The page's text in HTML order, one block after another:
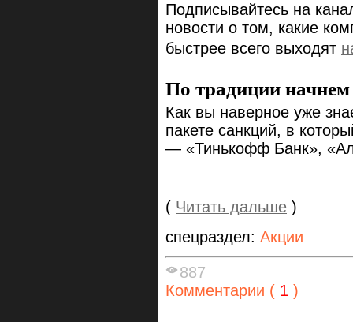
Подписывайтесь на
новости о том, какие
быстрее всего выходят
По традиции
Как вы наверное уже
пакете санкций, в
— «Тинькофф Банк»,
( Читать дальше )
спецраздел: Акции
887
Комментарии ( 1 )